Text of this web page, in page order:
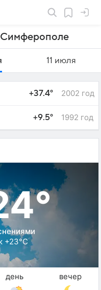
Симферополе
11 июля
+37.4° 2002 год
+9.5° 1992 год
+23°C
день вечер